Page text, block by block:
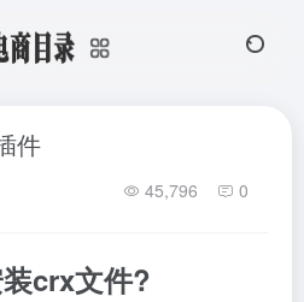
件
45,796 0
crx文件?